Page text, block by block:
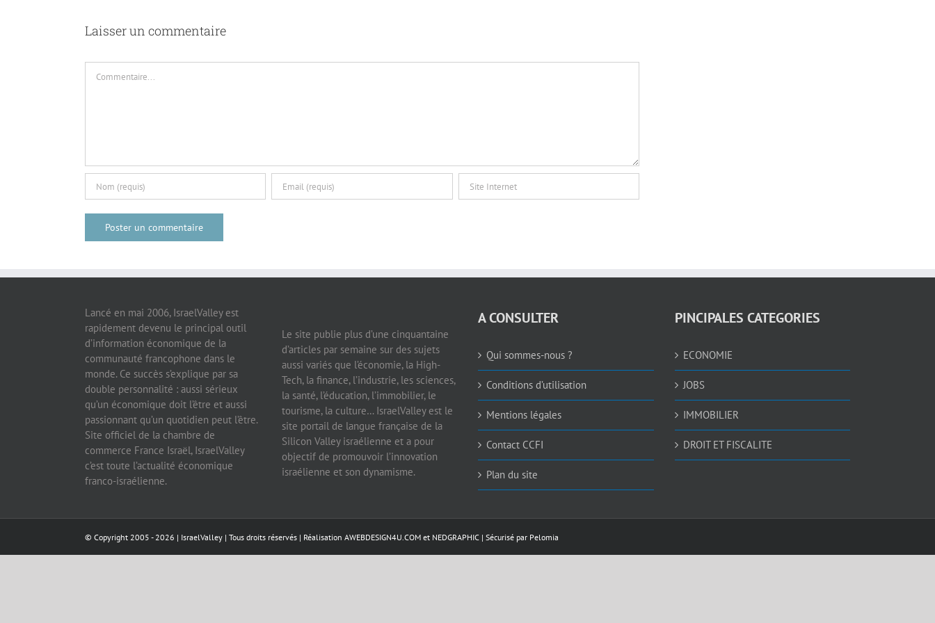
Laisser un commentaire
Lancé en mai 2006, IsraelValley est
rapidement devenu le principal outil
d’information économique de la
communauté francophone dans le
monde. Ce succès s’explique par sa
double personnalité : aussi sérieux
qu’un économique doit l’être et aussi
passionnant qu’un quotidien peut l’être.
Site officiel de la chambre de
commerce France Israël, IsraelValley
c’est toute l’actualité économique
franco-israélienne.
Le site publie plus d’une cinquantaine
d’articles par semaine sur des sujets
aussi variés que l’économie, la High-
Tech, la finance, l’industrie, les sciences,
la santé, l’éducation, l’immobilier, le
tourisme, la culture… IsraelValley est le
site portail de langue française de la
Silicon Valley israélienne et a pour
objectif de promouvoir l’innovation
israélienne et son dynamisme.
A CONSULTER
Qui sommes-nous ?
Conditions d’utilisation
Mentions légales
Contact CCFI
Plan du site
PINCIPALES CATEGORIES
ECONOMIE
JOBS
IMMOBILIER
DROIT ET FISCALITE
© Copyright 2005 -2026 | IsraelValley | Tous droits réservés | Réalisation AWEBDESIGN4U.COM et NEDGRAPHIC | Sécurisé par Pelomia